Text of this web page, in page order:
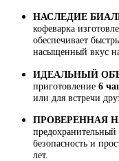
НАСЛЕДИЕ
кофеварка
обеспечивает
насыщенный вкус
ИДЕАЛЬНЫЙ
приготовление 6
или для встречи
ПРОВЕРЕННАЯ
предохранительный
безопасность и
лет.